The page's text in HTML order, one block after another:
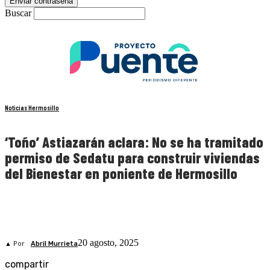
Buscar
Noticias Hermosillo
‘Toño’ Astiazarán aclara: No se ha tramitado
permiso de Sedatu para construir viviendas
del Bienestar en poniente de Hermosillo
▲ Por Abril Murrieta20 agosto, 2025
compartir